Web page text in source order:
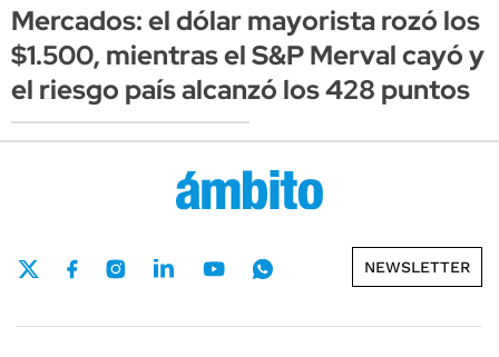
Mercados: el dólar mayorista rozó los
$1.500, mientras el S&P Merval cayó y
el riesgo país alcanzó los 428 puntos
NEWSLETTER